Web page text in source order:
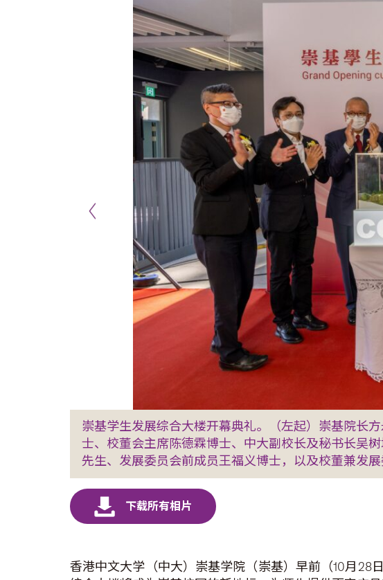
崇基学生发展综合大楼开幕典礼。（左起）崇基院长
士、校董会主席陈德霖博士、中大副校长及秘书长吴
先生、发展委员会前成员王福义博士，以及校董兼发
香港中文大学（中大）崇基学院（崇基）早前（10月28